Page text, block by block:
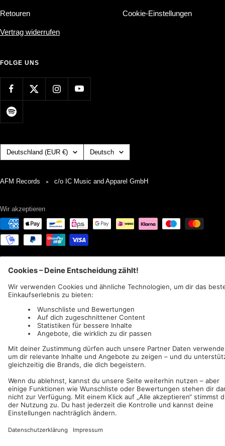
Retouren
Vertrag widerrufen
Cookie-Einstellungen
FOLGE UNS
Land/Region Deutschland (EUR €) Sprache
Deutsch
AFM Records c/o IC Music and Apparel GmbH
Wir akzeptieren